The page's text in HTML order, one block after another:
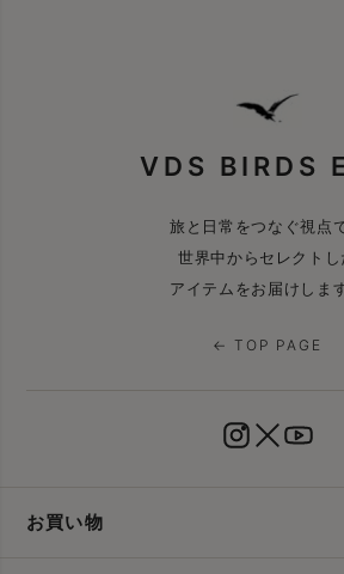
VDS BIRDS
旅と日常をつなぐ視点で
世界中からセレクトし
アイテムをお届けします
← TOP PAGE
お買い物